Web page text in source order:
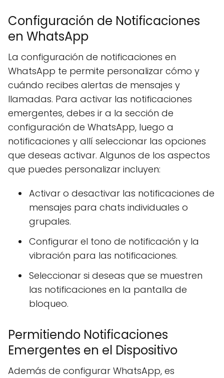
Configuración de Notificaciones
en WhatsApp
La configuración de notificaciones en
WhatsApp te permite personalizar cómo y
cuándo recibes alertas de mensajes y
llamadas. Para activar las notificaciones
emergentes, debes ir a la sección de
configuración de WhatsApp, luego a
notificaciones y allí seleccionar las opciones
que deseas activar. Algunos de los aspectos
que puedes personalizar incluyen:
Activar o desactivar las notificaciones de
mensajes para chats individuales o
grupales.
Configurar el tono de notificación y la
vibración para las notificaciones.
Seleccionar si deseas que se muestren
las notificaciones en la pantalla de
bloqueo.
Permitiendo Notificaciones
Emergentes en el Dispositivo
Además de configurar WhatsApp, es